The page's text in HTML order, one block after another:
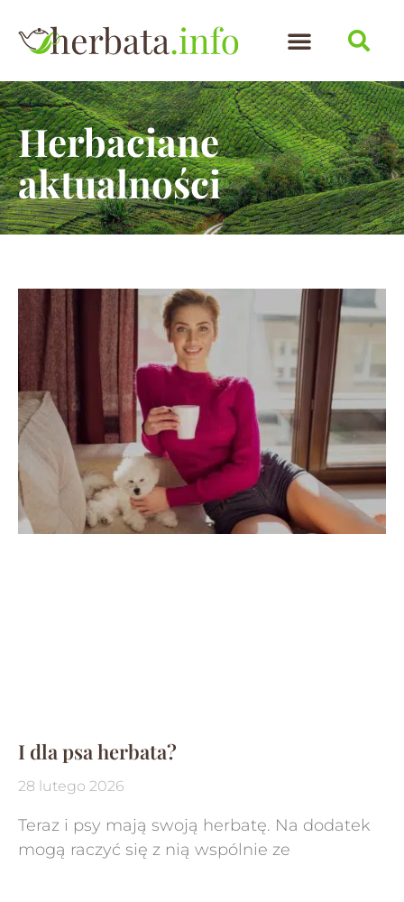
Herbaciane
aktualności
I dla psa herbata?
28 lutego 2026
Teraz i psy mają swoją herbatę. Na dodatek
mogą raczyć się z nią wspólnie ze